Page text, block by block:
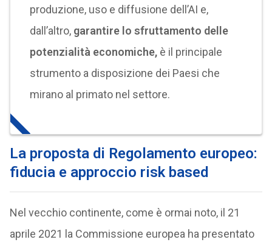
produzione, uso e diffusione dell’AI e,
dall’altro, garantire lo sfruttamento delle
potenzialità economiche,è il principale
strumento a disposizione dei Paesi che
mirano al primato nel settore.
La proposta di Regolamento europeo:
fiducia e approccio risk based
Nel vecchio continente, come è ormai noto, il 21
aprile 2021 la Commissione europea ha presentato